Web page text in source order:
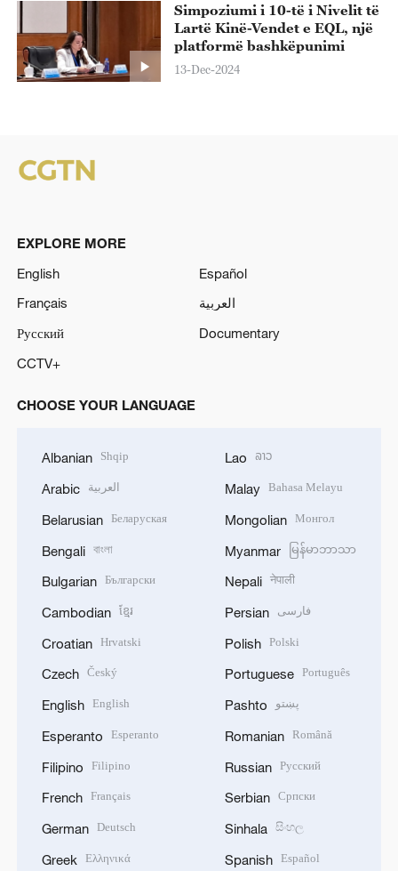
Simpoziumi i 10-të i Nivelit të
Lartë Kinë-Vendet e EQL, një
platformë bashkëpunimi
13-Dec-2024
EXPLORE MORE
English
Español
Français
العربية
Русский
Documentary
CCTV+
CHOOSE YOUR LANGUAGE
Albanian Shqip
Arabic العربية
Belarusian Беларуская
Bengali বাংলা
Bulgarian Български
Cambodian ខ្មែរ
Croatian Hrvatski
Czech Český
English English
Esperanto Esperanto
Filipino Filipino
French Français
German Deutsch
Greek Ελληνικά
Lao ລາວ
Malay Bahasa Melayu
Mongolian Монгол
Myanmar မြန်မာဘာသာ
Nepali नेपाली
Persian فارسی
Polish Polski
Portuguese Português
Pashto پښتو
Romanian Română
Russian Русский
Serbian Српски
Sinhala සිංහල
Spanish Español